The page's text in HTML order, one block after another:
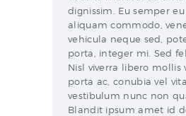
dignissim. Eu semper
aliquam commodo,
vehicula neque sed,
porta, integer mi. Sed
Nisl viverra libero mollis
porta ac, conubia vel
vestibulum nunc non
Blandit ipsum amet id